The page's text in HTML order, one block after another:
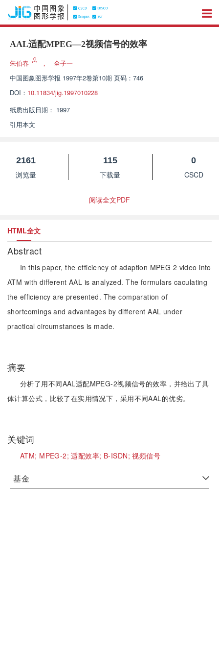
AAL适配MPEG—2视频信号的效率
朱伯春 ，
全子一
中国图象图形学报 1997年2卷第10期 页码：746
DOI： 10.11834/jig.1997010228
纸质出版日期： 1997
引用本文
2161
浏览量
115
下载量
0
CSCD
阅读全文PDF
HTML全文
Abstract
In this paper, the efficiency of adaption MPEG 2 video into
ATM with different AAL is analyzed. The formulars caculating
the efficiency are presented. The comparation of
shortcomings and advantages by different AAL under
practical circumstances is made.
摘要
分析了用不同AAL适配MPEG-2视频信号的效率，并给出了具
体计算公式，比较了在实用情况下，采用不同AAL的优劣。
关键词
ATM; MPEG-2;适配效率; B-ISDN;视频信号
基金